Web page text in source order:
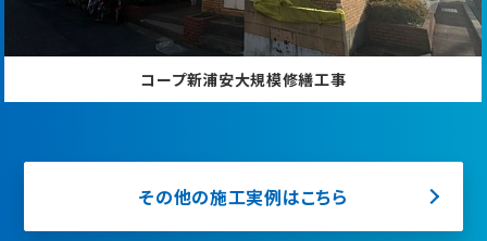
コープ新浦安大規模修繕工事
その他の施工実例はこちら